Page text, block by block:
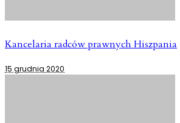
Kancelaria radców prawnych Hiszpania
15 grudnia 2020